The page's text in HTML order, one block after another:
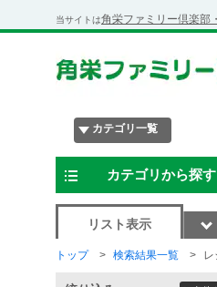
当サイトは角栄ファミリー倶楽部
カテゴリ一覧
カテゴリから探す
リスト表示
トップ 検索結果一覧